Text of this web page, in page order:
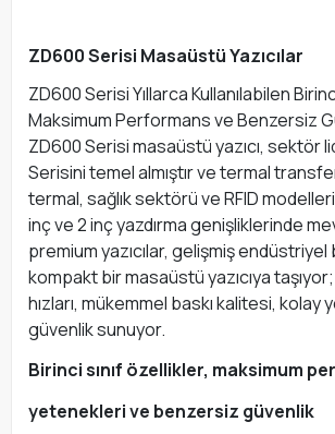
ZD600 Serisi Masaüstü Yazıcılar
ZD600 Serisi Yıllarca Kullanılabilen
Maksimum Performans ve Benzersiz
ZD600 Serisi masaüstü yazıcı, sektör
Serisini temel almıştır ve termal
termal, sağlık sektörü ve RFID
inç ve 2 inç yazdırma genişliklerinde
premium yazıcılar, gelişmiş endüstriyel
kompakt bir masaüstü yazıcıya
hızları, mükemmel baskı kalitesi, kolay
güvenlik sunuyor.
Birinci sınıf özellikler, maksimum
yetenekleri ve benzersiz güvenlik